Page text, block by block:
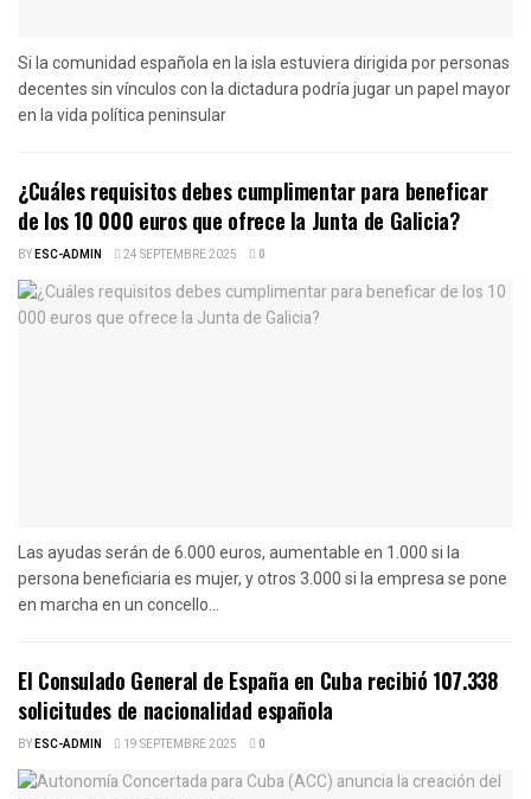
Si la comunidad española en la isla estuviera dirigida por personas
decentes sin vínculos con la dictadura podría jugar un papel mayor
en la vida política peninsular
¿Cuáles requisitos debes cumplimentar para beneficar
de los 10 000 euros que ofrece la Junta de Galicia?
BYESC-ADMIN 24 SEPTEMBRE 2025 0
Las ayudas serán de 6.000 euros, aumentable en 1.000 si la
persona beneficiaria es mujer, y otros 3.000 si la empresa se pone
en marcha en un concello...
El Consulado General de España en Cuba recibió 107.338
solicitudes de nacionalidad española
BYESC-ADMIN 19 SEPTEMBRE 2025 0